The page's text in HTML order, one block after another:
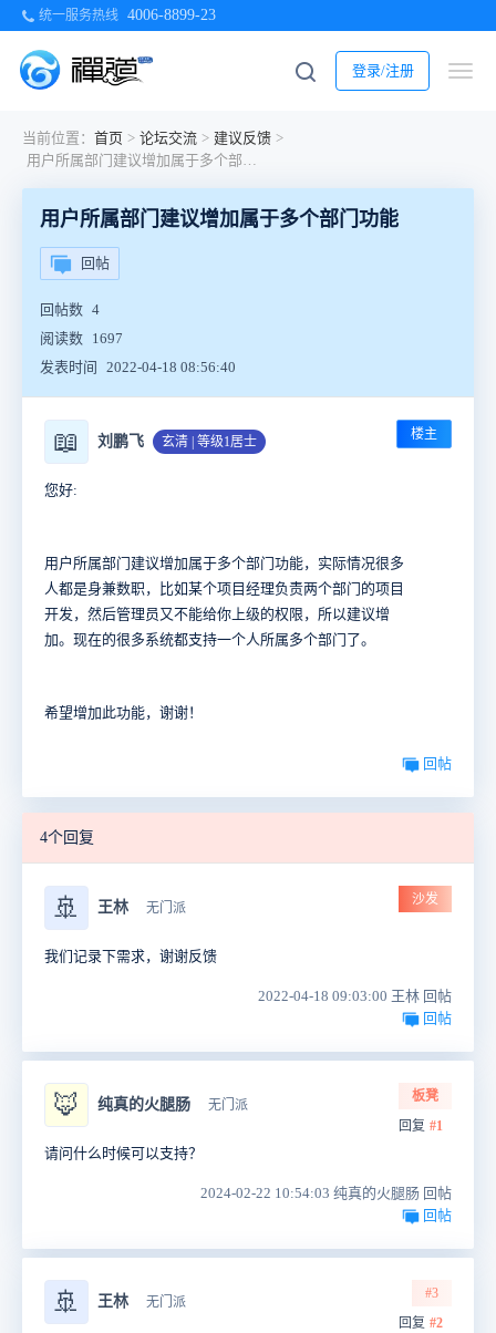
统一服务热线 4006-8899-23
登录/注册
当前位置： 首页 > 论坛交流 > 建议反馈 >
用户所属部门建议增加属于多个部门功能
用户所属部门建议增加属于多个部门功能
回帖
回帖数 4
阅读数 1697
发表时间
2022-04-18 08:56:40
📖 刘鹏飞 玄清 | 等级1居士 楼主
您好:
用户所属部门建议增加属于多个部门功能，实际情况很多
人都是身兼数职，比如某个项目经理负责两个部门的项目
开发，然后管理员又不能给你上级的权限，所以建议增
加。现在的很多系统都支持一个人所属多个部门了。
希望增加此功能，谢谢！
回帖
4个回复
🚢 王林 无门派
沙发
我们记录下需求，谢谢反馈
2022-04-18 09:03:00 王林 回帖
回帖
🦊 纯真的火腿肠 无门派
板凳
回复 #1
请问什么时候可以支持？
2024-02-22 10:54:03 纯真的火腿肠 回帖
回帖
🚢 王林 无门派
#3
回复 #2